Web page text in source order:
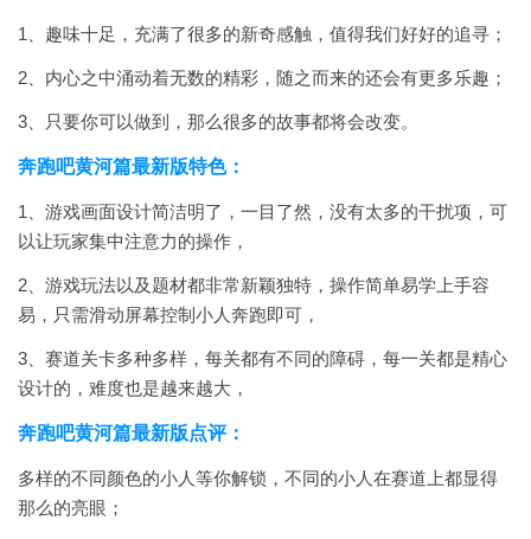
1、趣味十足，充满了很多的新奇感触，值得我们好好的追寻；
2、内心之中涌动着无数的精彩，随之而来的还会有更多乐趣；
3、只要你可以做到，那么很多的故事都将会改变。
奔跑吧黄河篇最新版特色：
1、游戏画面设计简洁明了，一目了然，没有太多的干扰项，可
以让玩家集中注意力的操作，
2、游戏玩法以及题材都非常新颖独特，操作简单易学上手容
易，只需滑动屏幕控制小人奔跑即可，
3、赛道关卡多种多样，每关都有不同的障碍，每一关都是精心
设计的，难度也是越来越大，
奔跑吧黄河篇最新版点评：
多样的不同颜色的小人等你解锁，不同的小人在赛道上都显得
那么的亮眼；